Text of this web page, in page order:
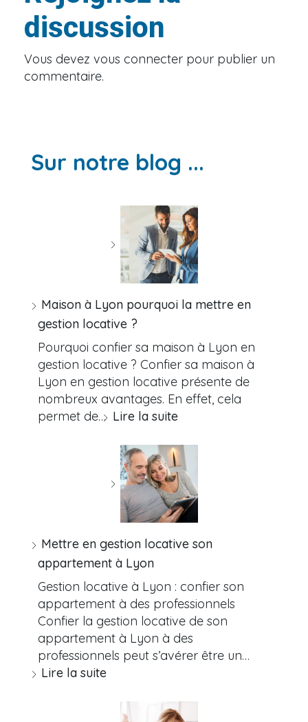
discussion
Vous devez vous connecter pour publier un
commentaire.
Sur notre blog ...
Maison à Lyon pourquoi la mettre en
gestion locative ?
Pourquoi confier sa maison à Lyon en
gestion locative ? Confier sa maison à
Lyon en gestion locative présente de
nombreux avantages. En effet, cela
permet de… Lire la suite
Mettre en gestion locative son
appartement à Lyon
Gestion locative à Lyon : confier son
appartement à des professionnels
Confier la gestion locative de son
appartement à Lyon à des
professionnels peut s’avérer être un…
Lire la suite